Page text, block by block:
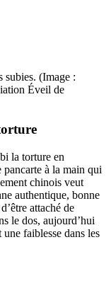
subies. (Image :
Éveil de
la torture en
à la main qui
chinois veut
authentique, bonne
attaché de
le dos, aujourd’hui
faiblesse dans les